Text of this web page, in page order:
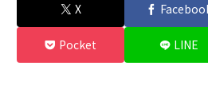
X
Pocket LINE